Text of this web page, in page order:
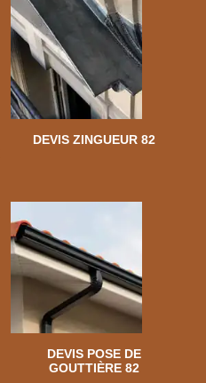
DEVIS ZINGUEUR 82
DEVIS POSE DE
GOUTTIÈRE 82